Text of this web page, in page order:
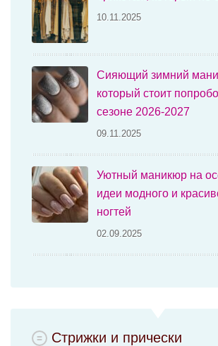
10.11.2025
Сияющий зимний
который стоит
сезоне 2026-2027
09.11.2025
Уютный маникюр на
идеи модного и
ногтей
02.09.2025
Стрижки и прически